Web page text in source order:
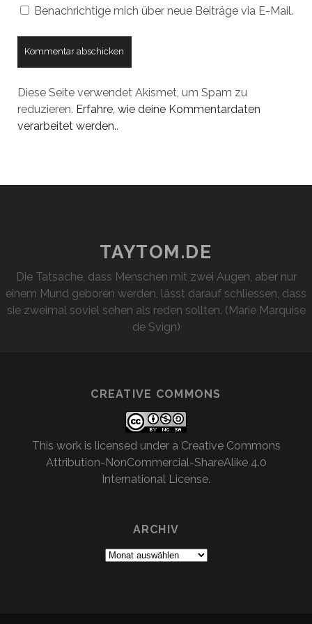
Benachrichtige mich über neue Beiträge via E-Mail.
Diese Seite verwendet Akismet, um Spam zu
reduzieren. Erfahre, wie deine Kommentardaten
verarbeitet werden..
TAYTOM.DE
Die Tatsache, dass Menschen mit zwei Augen, aber nur
einem Mund geboren werden, lässt darauf schliessen, dass
sie zweimal soviel sehen als reden sollten. (Marie Marquise
de Svign)
CREATIVE COMMONS
This work is licensed under a Creative Commons
Attribution-NonCommercial-ShareAlike 4.0
International License.
ARCHIV
Archiv